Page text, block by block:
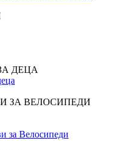
ДЕЦА
ЗА ВЕЛОСИПЕДИ
за Велосипеди